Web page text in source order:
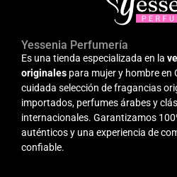
Yessenia Perfumería
Es una tienda especializada en la
originales para mujer y hombre en
cuidada selección de fragancias
importados, perfumes árabes y
internacionales. Garantizamos
auténticos y una experiencia de
confiable.